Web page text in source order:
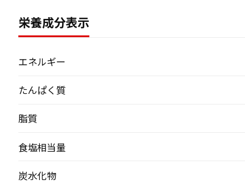
栄養成分表示
エネルギー
たんぱく質
脂質
食塩相当量
炭水化物